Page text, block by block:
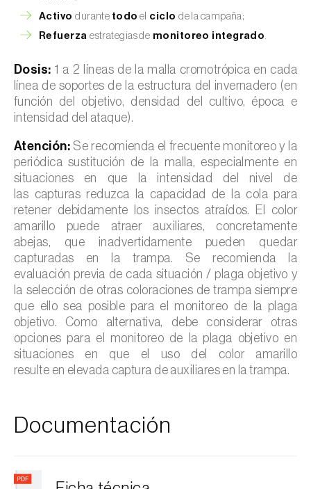
Activodurante todo el ciclode la campaña;
Refuerzaestrategias de monitoreo integrado
Dosis: 1 a 2 líneas de la malla cromotrópica en cada
línea de soportes de la estructura del invernadero (en
función del objetivo, densidad del cultivo, época e
intensidad del ataque).
Atención: Se recomienda el frecuente monitoreo y la
periódica sustitución de la malla, especialmente en
situaciones en que la intensidad del nivel de
las capturas reduzca la capacidad de la cola para
retener debidamente los insectos atraídos. El color
amarillo puede atraer auxiliares, concretamente
abejas, que inadvertidamente pueden quedar
capturadas en la trampa. Se recomienda la
evaluación previa de cada situación / plaga objetivo y
la selección de otras coloraciones de trampa siempre
que ello sea posible para el monitoreo de la plaga
objetivo. Como alternativa, debe considerar otras
opciones para el monitoreo de la plaga objetivo en
situaciones en que el uso del color amarillo
resulte en elevada captura de auxiliares en la trampa.
Documentación